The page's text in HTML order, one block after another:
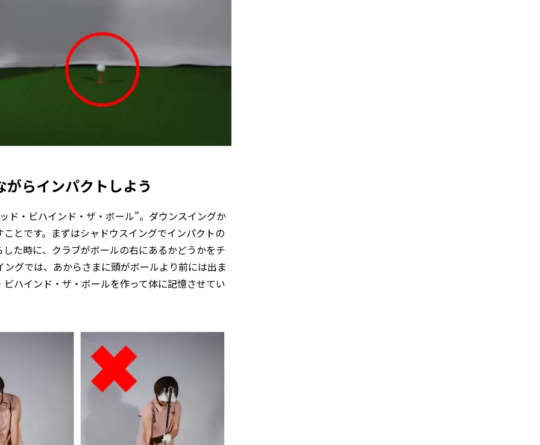
らインパクトしよう
ド・ビハインド・ザ・ボール”。ダウンスイングか
とです。まずはシャドウスイングでインパクトの
た時に、クラブがボールの右にあるかどうかをチ
グでは、あからさまに頭がボールより前には出ま
ハインド・ザ・ボールを作って体に記憶させてい